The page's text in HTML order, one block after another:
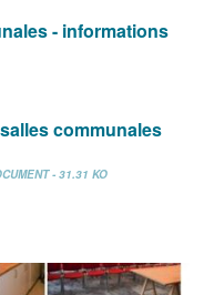
- informations
communales
- 31.31 KO